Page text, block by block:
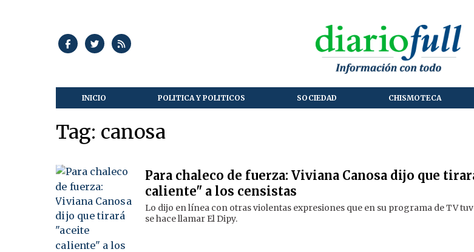
INICIO POLITICA Y POLITICOS SOCIEDAD CHISMOTECA
Tag: canosa
Para chaleco de fuerza: Viviana Canosa dijo que
caliente" a los censistas
Lo dijo en línea con otras violentas expresiones que en su programa de TV
se hace llamar El Dipy.